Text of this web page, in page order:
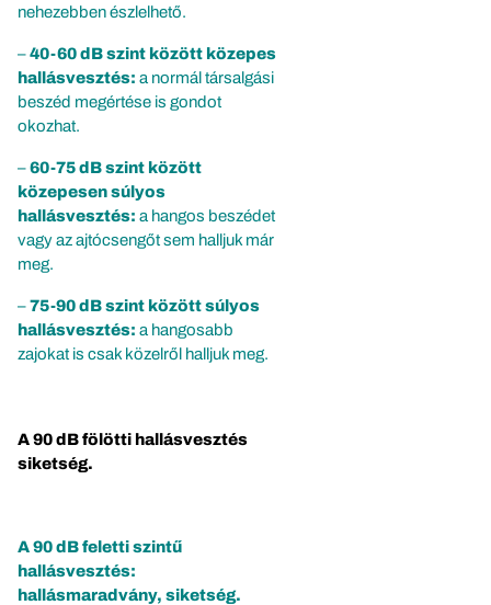
nehezebben észlelhető.
–40-60 dB szint között közepes
hallásvesztés: a normál társalgási
beszéd megértése is gondot
okozhat.
–60-75 dB szint között
közepesen súlyos
hallásvesztés: a hangos beszédet
vagy az ajtócsengőt sem halljuk már
meg.
–75-90 dB szint között súlyos
hallásvesztés: a hangosabb
zajokat is csak közelről halljuk meg.
A 90 dB fölötti hallásvesztés
siketség.
A 90 dB feletti szintű
hallásvesztés:
hallásmaradvány, siketség.